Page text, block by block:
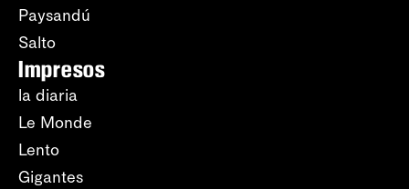
Paysandú
Salto
Impresos
la diaria
Le Monde
Lento
Gigantes